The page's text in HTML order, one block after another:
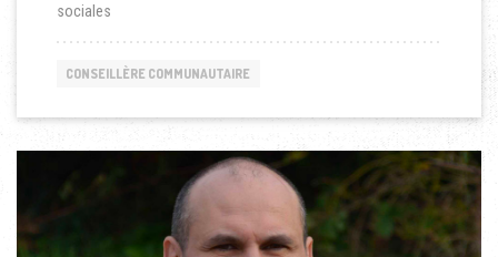
sociales
CONSEILLÈRE COMMUNAUTAIRE